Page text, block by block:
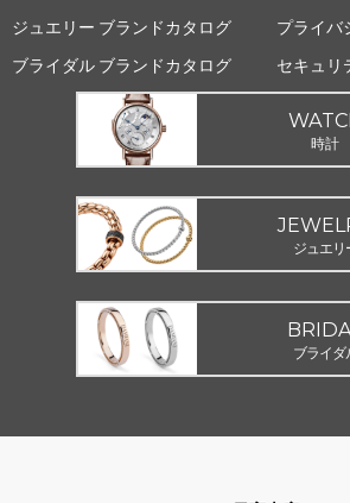
ジュエリー ブランドカタログ
ブライダル ブランドカタログ
プライバ
セキュリ
時計
ジュエリ
ブライダ